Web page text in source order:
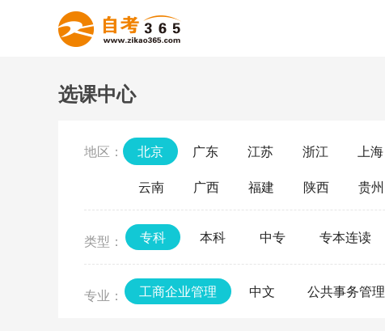
选课中心
地区： 北京 广东 江苏 浙江 上海
云南
广西 福建 陕西 贵州
类型： 专科 本科 中专 专本连读
专业： 工商企业管理 中文 公共事务管理